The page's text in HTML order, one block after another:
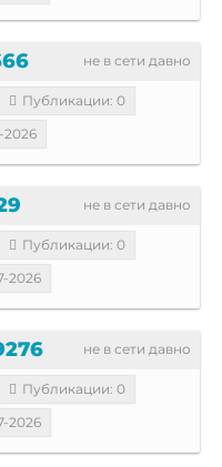
не в сети давно
Публикации: 0
2026
не в сети давно
Публикации: 0
2026
не в сети давно
Публикации: 0
2026